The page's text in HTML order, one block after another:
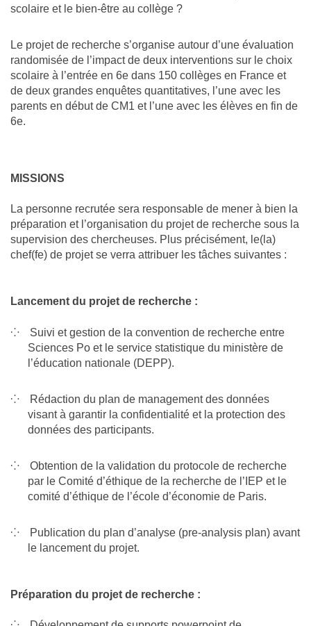
scolaire et le bien-être au collège ?
Le projet de recherche s’organise autour d’une évaluation
randomisée de l’impact de deux interventions sur le choix
scolaire à l’entrée en 6e dans 150 collèges en France et
de deux grandes enquêtes quantitatives, l’une avec les
parents en début de CM1 et l’une avec les élèves en fin de
6e.
MISSIONS
La personne recrutée sera responsable de mener à bien la
préparation et l’organisation du projet de recherche sous la
supervision des chercheuses. Plus précisément, le(la)
chef(fe) de projet se verra attribuer les tâches suivantes :
Lancement du projet de recherche :
Suivi et gestion de la convention de recherche entre
Sciences Po et le service statistique du ministère de
l’éducation nationale (DEPP).
Rédaction du plan de management des données
visant à garantir la confidentialité et la protection des
données des participants.
Obtention de la validation du protocole de recherche
par le Comité d’éthique de la recherche de l’IEP et le
comité d’éthique de l’école d’économie de Paris.
Publication du plan d’analyse (pre-analysis plan) avant
le lancement du projet.
Préparation du projet de recherche :